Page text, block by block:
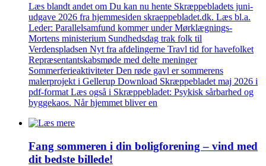
Læs blandt andet om Du kan nu hente Skræppebladets juni-
udgave 2026 fra hjemmesiden skraeppebladet.dk. Læs bl.a.
Leder: Parallelsamfund kommer under Mørklægnings-
Mortens ministerium Sundhedsdag trak folk til
Verdenspladsen Nyt fra afdelingerne Travl tid for havefolket
Repræsentantskabsmøde med delte meninger
Sommerferieaktiviteter Den røde gavl er sommerens
malerprojekt i Gellerup Download Skræppebladet maj 2026 i
pdf-format Læs også i Skræppebladet: Psykisk sårbarhed og
byggekaos. Når hjemmet bliver en
Fang sommeren i din bolig­forening – vind med
dit bedste billede!